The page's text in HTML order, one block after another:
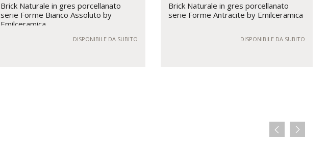
Brick Naturale in gres porcellanato
serie Forme Bianco Assoluto by
Emilceramica
DISPONIBILE DA SUBITO
Brick Naturale in gres porcellanato
serie Forme Antracite by Emilceramica
DISPONIBILE DA SUBITO